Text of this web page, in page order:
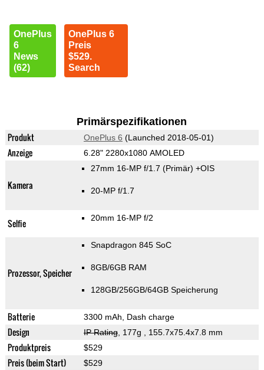
OnePlus
6
News
(62)
OnePlus 6
Preis
$529.
Search
Primärspezifikationen
Produkt OnePlus 6 (Launched 2018-05-01)
Anzeige 6.28" 2280x1080 AMOLED
Kamera
27mm 16-MP f/1.7 (Primär) +OIS
20-MP f/1.7
Selfie 20mm 16-MP f/2
Prozessor, Speicher
Snapdragon 845 SoC
8GB/6GB RAM
128GB/256GB/64GB Speicherung
Batterie 3300 mAh, Dash charge
Design IP Rating, 177g , 155.7x75.4x7.8 mm
Produktpreis $529
Preis (beim Start) $529